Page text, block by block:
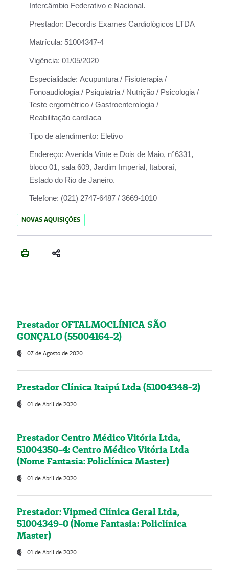
Intercâmbio Federativo e Nacional.
Prestador: Decordis Exames Cardiológicos LTDA
Matrícula: 51004347-4
Vigência: 01/05/2020
Especialidade: Acupuntura / Fisioterapia /
Fonoaudiologia / Psiquiatria / Nutrição / Psicologia /
Teste ergométrico / Gastroenterologia /
Reabilitação cardíaca
Tipo de atendimento: Eletivo
Endereço: Avenida Vinte e Dois de Maio, n°6331,
bloco 01, sala 609, Jardim Imperial, Itaboraí,
Estado do Rio de Janeiro.
Telefone: (021) 2747-6487 / 3669-1010
NOVAS AQUISIÇÕES
Prestador OFTALMOCLÍNICA SÃO
GONÇALO (55004164-2)
07 de Agosto de 2020
Prestador Clínica Itaipú Ltda (51004348-2)
01 de Abril de 2020
Prestador Centro Médico Vitória Ltda,
51004350-4: Centro Médico Vitória Ltda
(Nome Fantasia: Policlínica Master)
01 de Abril de 2020
Prestador: Vipmed Clínica Geral Ltda,
51004349-0 (Nome Fantasia: Policlínica
Master)
01 de Abril de 2020